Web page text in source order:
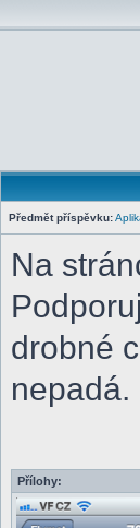
Předmět příspěvku:
Na
drobné
nepadá.
Přílohy: